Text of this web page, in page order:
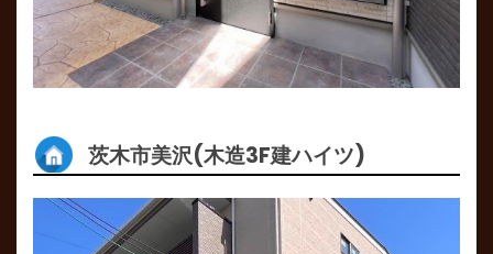
茨木市美沢(木造3F建ハイツ)